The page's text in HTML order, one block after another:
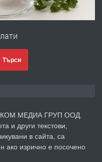
"По стъпките на Ангел
преди 1 година
Търси
МЕДИА ГРУП ООД.
и други текстови,
в сайта, са
ако изрично е посочено